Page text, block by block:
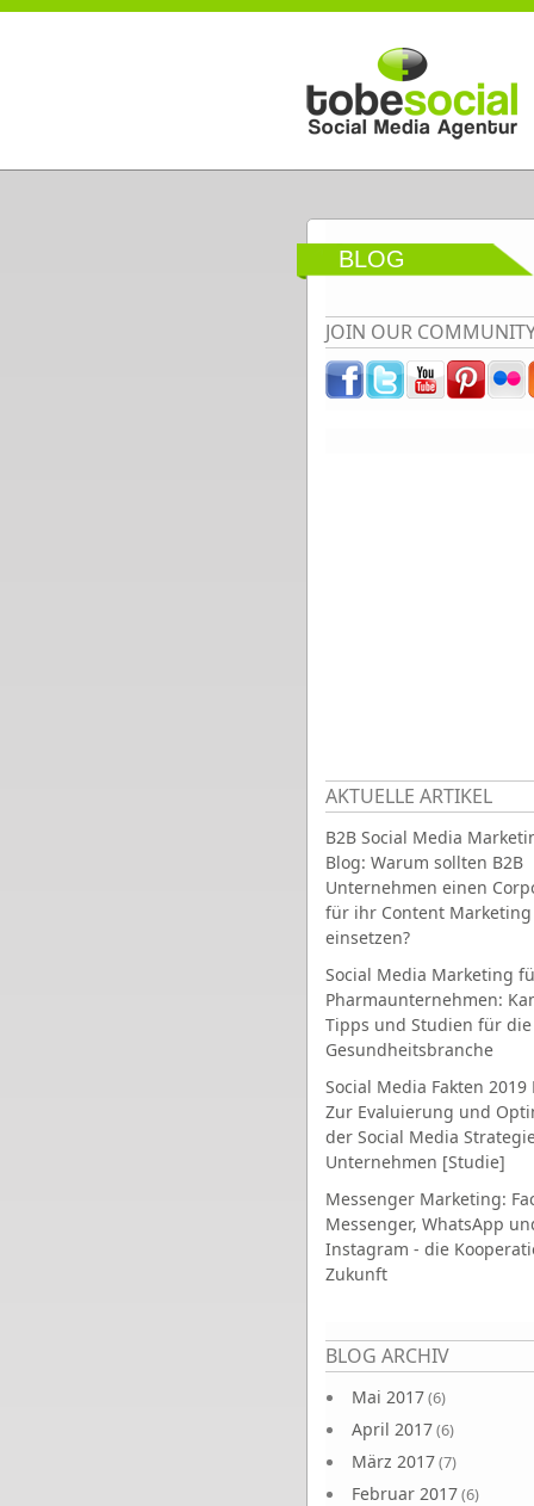
Direkt zum Inhalt
BLOG
JOIN OUR
AKTUELLE ARTIKEL
B2B Social Media
Blog: Warum sollten B2B
Unternehmen einen
für ihr Content Marketing
einsetzen?
Social Media Marketing
Pharmaunternehmen:
Tipps und Studien für die
Gesundheitsbranche
Social Media Fakten 2019
Zur Evaluierung und
der Social Media
Unternehmen [Studie]
Messenger Marketing:
Messenger, WhatsApp
Instagram - die
Zukunft
BLOG ARCHIV
Mai 2017(6)
April 2017(6)
März 2017(7)
Februar 2017(6)
Seiten